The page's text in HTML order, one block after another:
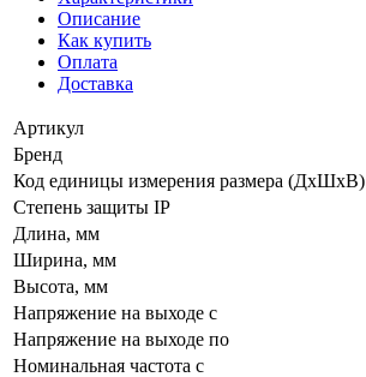
Описание
Как купить
Оплата
Доставка
Артикул
Бренд
Код единицы измерения размера (ДхШхВ)
Степень защиты IP
Длина, мм
Ширина, мм
Высота, мм
Напряжение на выходе с
Напряжение на выходе по
Номинальная частота с